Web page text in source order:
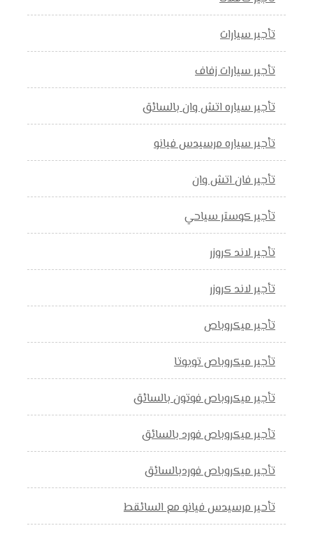
تأجير سيارات
تأجير سيارات زفاف
تأجير سياره اتش وان بالسائق
تأجير سياره مرسيدس فيانو
تأجير فان اتش وان
تأجير كوستر سياحي
تأجير لاند كروزر
تأجير لاند كروزر
تأجير ميكروباص
تأجير ميكروباص تويوتا
تأجير ميكروباص فوتون بالسائق
تأجير ميكروباص فورد بالسائق
تأجير ميكروباص فوردبالسائق
تأحير مرسيدس فيانو مع السائقط